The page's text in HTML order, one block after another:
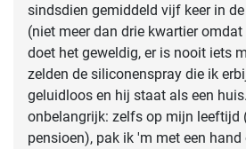
sindsdien gemiddeld vijf keer in
(niet meer dan drie kwartier
doet het geweldig, er is nooit iets
zelden de siliconenspray die ik
geluidloos en hij staat als een
onbelangrijk: zelfs op mijn leeftijd
pensioen), pak ik 'm met een